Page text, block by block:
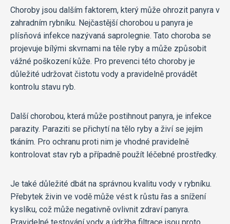
Choroby jsou dalším faktorem, který může ohrozit panyra v
zahradním rybníku. Nejčastější chorobou u panyra je
plísňová infekce nazývaná saprolegnie. Tato choroba se
projevuje bílými skvrnami na těle ryby a může způsobit
vážné poškození kůže. Pro prevenci této choroby je
důležité udržovat čistotu vody a pravidelně provádět
kontrolu stavu ryb.
Další chorobou, která může postihnout panyra, je infekce
parazity. Paraziti se přichytí na tělo ryby a živí se jejím
tkáním. Pro ochranu proti nim je vhodné pravidelně
kontrolovat stav ryb a případně použít léčebné prostředky.
Je také důležité dbát na správnou kvalitu vody v rybníku.
Přebytek živin ve vodě může vést k růstu řas a snížení
kyslíku, což může negativně ovlivnit zdraví panyra.